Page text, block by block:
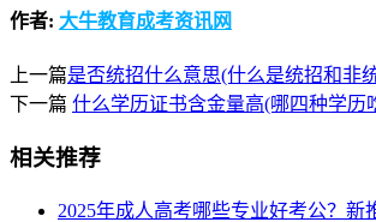
作者: 大牛教育成考资讯网
上一篇是否统招什么意思(什么是统招和非
下一篇 什么学历证书含金量高(哪四种学历
相关推荐
2025年成人高考哪些专业好考公？新